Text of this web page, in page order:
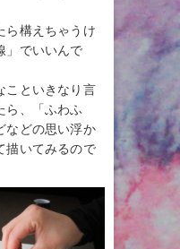
ら構えちゃうけ
」でいいんで
こといきなり言
ら、「ふわふ
などの思い浮か
描いてみるので